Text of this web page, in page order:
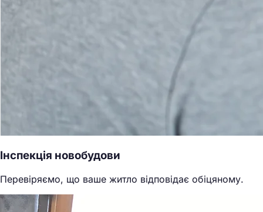
Інспекція новобудови
Перевіряємо, що ваше житло відповідає обіцяному.